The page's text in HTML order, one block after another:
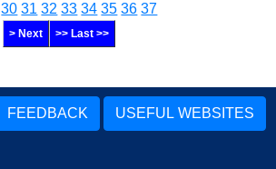
30 31 32 33 34 35 36 37
> Next >> Last >>
FEEDBACK USEFUL WEBSITES